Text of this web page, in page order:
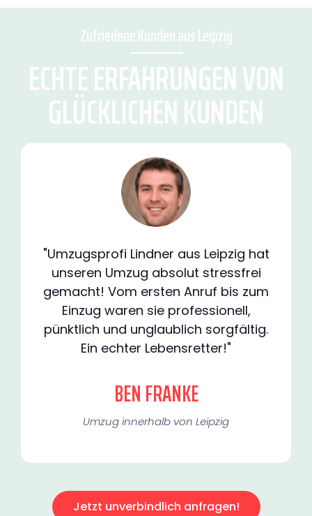
Zufriedene Kunden aus Leipzig
ECHTE ERFAHRUNGEN VON
GLÜCKLICHEN KUNDEN
"Umzugsprofi Lindner aus Leipzig hat
unseren Umzug absolut stressfrei
gemacht! Vom ersten Anruf bis zum
Einzug waren sie professionell,
pünktlich und unglaublich sorgfältig.
Ein echter Lebensretter!"
BEN FRANKE
Umzug innerhalb von Leipzig​
Jetzt unverbindlich anfragen!